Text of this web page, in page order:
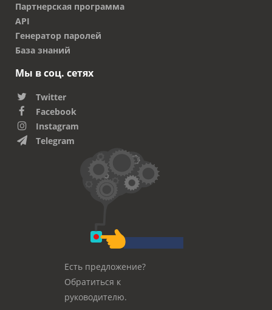
Партнерская программа
API
Генератор паролей
База знаний
Мы в соц. сетях
Twitter
Facebook
Instagram
Telegram
Есть предложение?
Обратиться к
руководителю.